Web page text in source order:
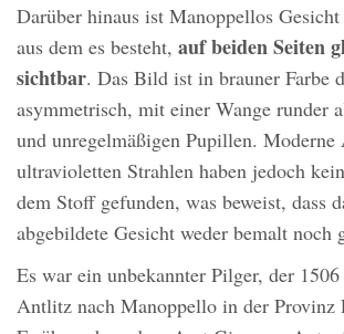
Darüber hinaus ist Manoppellos
aus dem es besteht, auf beiden Seiten
sichtbar. Das Bild ist in brauner Farbe
asymmetrisch, mit einer Wange runder
und unregelmäßigen Pupillen.
ultravioletten Strahlen haben jedoch
dem Stoff gefunden, was beweist, dass
abgebildete Gesicht weder bemalt noch
Es war ein unbekannter Pilger, der
Antlitz nach Manoppello in der Provinz